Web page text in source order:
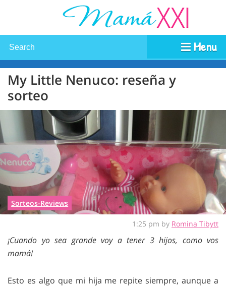
Menu
My Little Nenuco: reseña y
sorteo
Sorteos-Reviews
1:25 pm by Romina Tibytt
¡Cuando yo sea grande voy a tener 3 hijos, como vos
mamá!
Esto es algo que mi hija me repite siempre, aunque a